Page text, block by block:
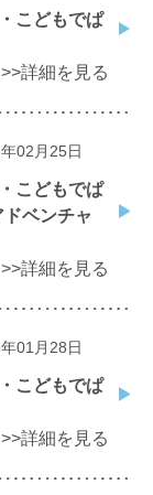
こどもでぱ
>>詳細を見る
02月25日
こどもでぱ
ベンチャ
>>詳細を見る
01月28日
こどもでぱ
>>詳細を見る